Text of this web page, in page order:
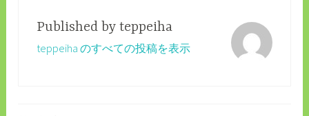
Published by teppeiha
teppeiha のすべての投稿を表示